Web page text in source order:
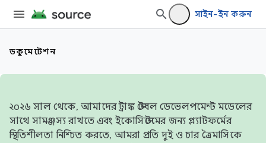
সাইন-ইন করুন
ডকুমেন্টেশন
২০২৬ সাল থেকে, আমাদের ট্রাঙ্ক স্টেবল ডেভেলপমেন্ট মডেলের
সাথে সামঞ্জস্য রাখতে এবং ইকোসিস্টেমের জন্য প্ল্যাটফর্মের
স্থিতিশীলতা নিশ্চিত করতে, আমরা প্রতি দুই ও চার ত্রৈমাসিকে